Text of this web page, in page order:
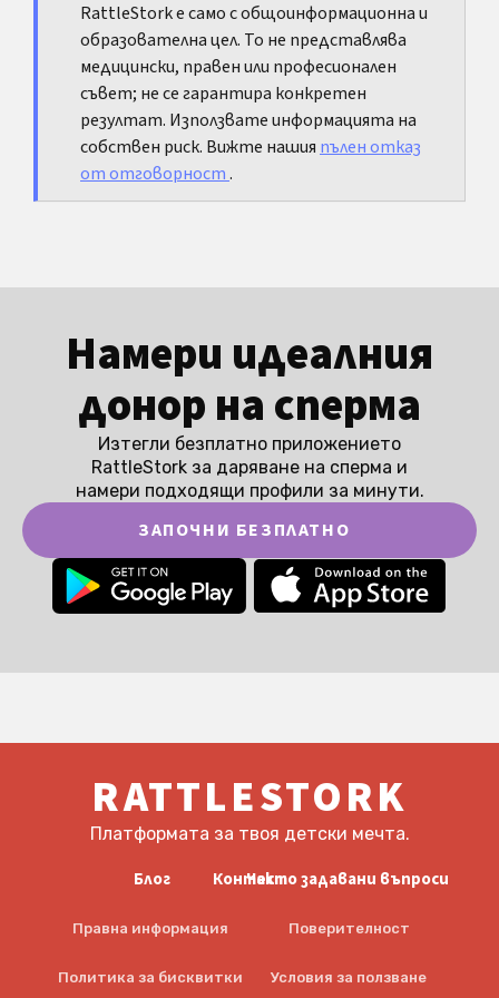
основна стратегия и пълната изолация по-
скоро влошават положението, отколкото да го
решат.
RattleStork е само с общоинформационна и
образователна цел. То не представлява
медицински, правен или професионален
съвет; не се гарантира конкретен
резултат. Използвате информацията на
собствен риск. Вижте нашияпълен отказ
от отговорност.
Намери идеалния
донор на сперма
Изтегли безплатно приложението
RattleStork за даряване на сперма и
намери подходящи профили за минути.
ЗАПОЧНИ БЕЗПЛАТНО
RATTLESTORK
Платформата за твоя детски мечта.
Блог Контакт
Често задавани въпроси
Правна информация Поверителност
Политика за бисквитки Условия за ползване